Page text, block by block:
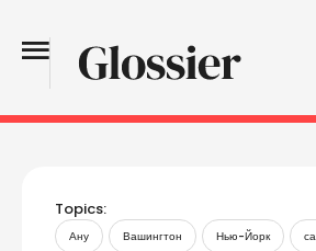
Topics:
Ану Вашингтон Нью-Йорк